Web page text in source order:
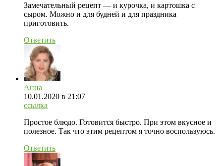
Замечательный рецепт — и курочка, и картошка с
сыром. Можно и для будней и для праздника
приготовить.
Ответить
Анна
10.01.2020 в 21:07
ссылка
Простое блюдо. Готовится быстро. При этом вкусное и
полезное. Так что этим рецептом я точно воспользуюсь.
Ответить